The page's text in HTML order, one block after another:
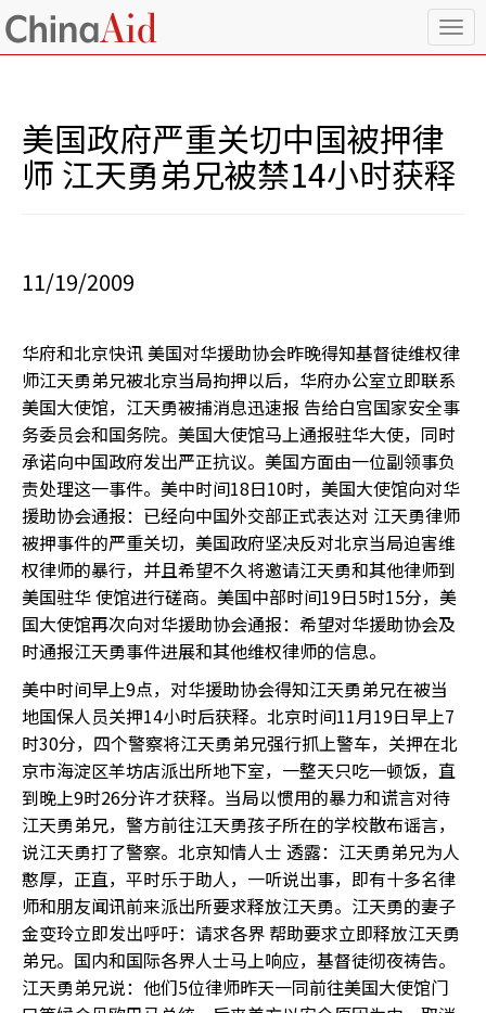
T
o
n
a
n
美国政府严重关切中国被押律
师 江天勇弟兄被禁14小时获释
11/19/2009
华府和北京快讯 美国对华援助协会昨晚得知基督徒维权律
师江天勇弟兄被北京当局拘押以后，华府办公室立即联系
美国大使馆，江天勇被捕消息迅速报 告给白宫国家安全事
务委员会和国务院。美国大使馆马上通报驻华大使，同时
承诺向中国政府发出严正抗议。美国方面由一位副领事负
责处理这一事件。美中时间18日10时，美国大使馆向对华
援助协会通报：已经向中国外交部正式表达对 江天勇律师
被押事件的严重关切，美国政府坚决反对北京当局迫害维
权律师的暴行，并且希望不久将邀请江天勇和其他律师到
美国驻华 使馆进行磋商。美国中部时间19日5时15分，美
国大使馆再次向对华援助协会通报：希望对华援助协会及
时通报江天勇事件进展和其他维权律师的信息。
美中时间早上9点，对华援助协会得知江天勇弟兄在被当
地国保人员关押14小时后获释。北京时间11月19日早上7
时30分，四个警察将江天勇弟兄强行抓上警车，关押在北
京市海淀区羊坊店派出所地下室，一整天只吃一顿饭，直
到晚上9时26分许才获释。当局以惯用的暴力和谎言对待
江天勇弟兄，警方前往江天勇孩子所在的学校散布谣言，
说江天勇打了警察。北京知情人士 透露：江天勇弟兄为人
憨厚，正直，平时乐于助人，一听说出事，即有十多名律
师和朋友闻讯前来派出所要求释放江天勇。江天勇的妻子
金变玲立即发出呼吁：请求各界 帮助要求立即释放江天勇
弟兄。国内和国际各界人士马上响应，基督徒彻夜祷告。
江天勇弟兄说：他们5位律师昨天一同前往美国大使馆门